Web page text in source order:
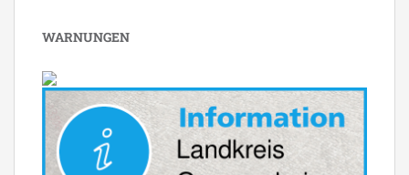
WARNUNGEN